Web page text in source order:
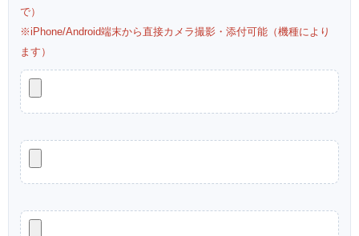
で）
※iPhone/Android端末から直接カメラ撮影・添付可能（機種により
ます）